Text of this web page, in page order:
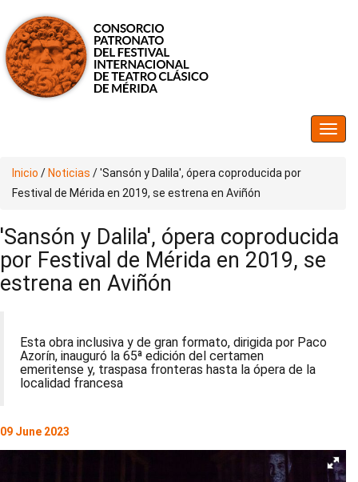
Inicio / Noticias /'Sansón y Dalila', ópera coproducida por
Festival de Mérida en 2019, se estrena en Aviñón
'Sansón y Dalila', ópera coproducida
por Festival de Mérida en 2019, se
estrena en Aviñón
Esta obra inclusiva y de gran formato, dirigida por Paco
Azorín, inauguró la 65ª edición del certamen
emeritense y, traspasa fronteras hasta la ópera de la
localidad francesa
09 June 2023